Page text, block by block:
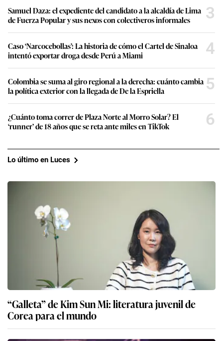
Samuel Daza: el expediente del candidato a la alcaldía de Lima
de Fuerza Popular y sus nexos con colectiveros informales
3
Caso ‘Narcocebollas’: La historia de cómo el Cartel de Sinaloa
intentó exportar droga desde Perú a Miami
4
Colombia se suma al giro regional a la derecha: cuánto cambia
la política exterior con la llegada de De la Espriella
5
¿Cuánto toma correr de Plaza Norte al Morro Solar? El
‘runner’ de 18 años que se reta ante miles en TikTok
6
Lo último en Luces
“Galleta” de Kim Sun Mi: literatura juvenil de
Corea para el mundo